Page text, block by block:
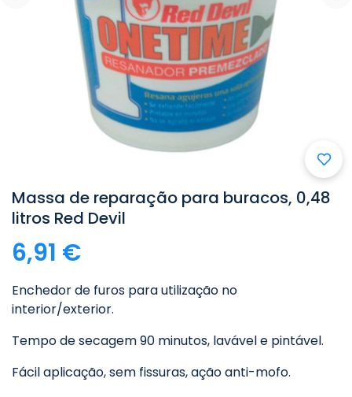
Massa de reparação para buracos, 0,48
litros Red Devil
6,91 €
Enchedor de furos para utilização no
interior/exterior.
Tempo de secagem 90 minutos, lavável e pintável.
Fácil aplicação, sem fissuras, ação anti-mofo.